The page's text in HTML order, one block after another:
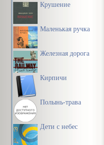
Крушение
Маленькая ручка
Железная дорога
Кирпичи
Полынь-трава
Дети с небес